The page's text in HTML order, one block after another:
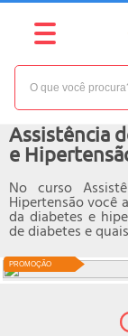
PROMOÇÃO
NÍVEL:
Assistência
e
No curso
Hipertensão você
da diabetes e
de diabetes e